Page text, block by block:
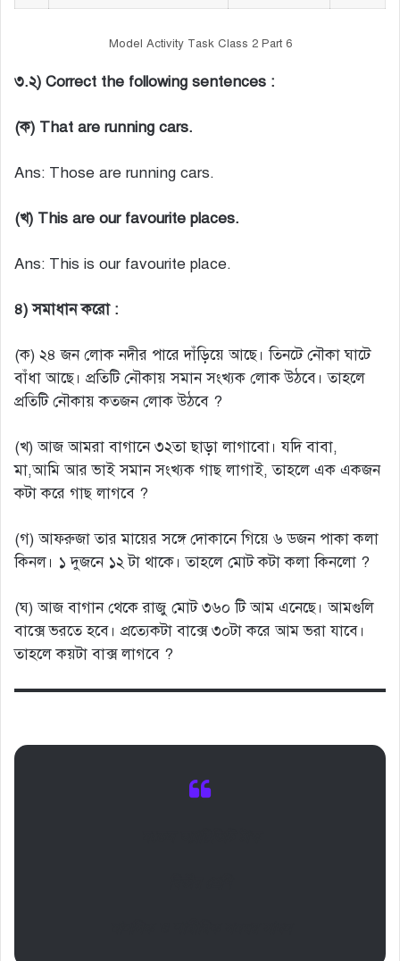
Model Activity Task Class 2 Part 6
৩.২) Correct the following sentences :
(ক) That are running cars.
Ans: Those are running cars.
(খ) This are our favourite places.
Ans: This is our favourite place.
৪) সমাধান করো :
(ক) ২৪ জন লোক নদীর পারে দাঁড়িয়ে আছে। তিনটে নৌকা ঘাটে
বাঁধা আছে। প্রতিটি নৌকায় সমান সংখ্যক লোক উঠবে। তাহলে
প্রতিটি নৌকায় কতজন লোক উঠবে ?
(খ) আজ আমরা বাগানে ৩২তা ছাড়া লাগাবো। যদি বাবা,
মা,আমি আর ভাই সমান সংখ্যক গাছ লাগাই, তাহলে এক একজন
কটা করে গাছ লাগবে ?
(গ) আফরুজা তার মায়ের সঙ্গে দোকানে গিয়ে ৬ ডজন পাকা কলা
কিনল। ১ দুজনে ১২ টা থাকে। তাহলে মোট কটা কলা কিনলো ?
(ঘ) আজ বাগান থেকে রাজু মোট ৩৬০ টি আম এনেছে। আমগুলি
বাক্সে ভরতে হবে। প্রত্যেকটা বাক্সে ৩০টা করে আম ভরা যাবে।
তাহলে কয়টা বাক্স লাগবে ?